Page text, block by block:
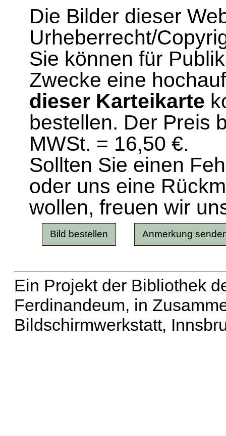
Die Bilder dieser
Urheberrecht/
Sie können für
Zwecke eine
dieser Karteikarte
bestellen. Der Preis
MWSt. = 16,50 €.
Sollten Sie einen
oder uns eine
wollen, freuen wir
Ein Projekt der Bibliothek
Ferdinandeum, in
Bildschirmwerkstatt,